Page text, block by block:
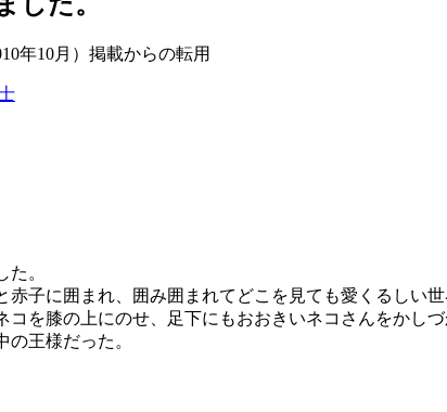
年10月）掲載からの転用
。
子に囲まれ、囲み囲まれてどこを見ても愛くるしい世
を膝の上にのせ、足下にもおおきいネコさんをかし
王様だった。